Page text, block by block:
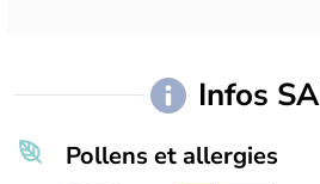
Infos
Pollens et allergies